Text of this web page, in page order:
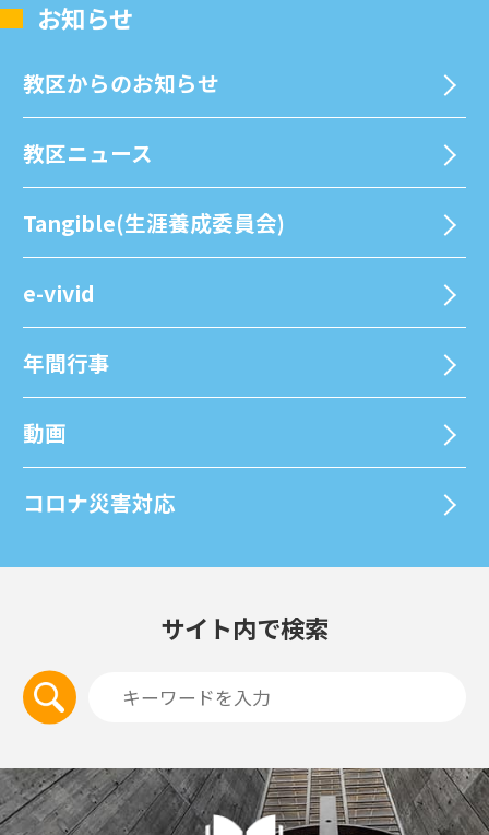
お知らせ
教区からのお知らせ
教区ニュース
Tangible(生涯養成委員会)
e-vivid
年間⾏事
動画
コロナ災害対応
サイト内で検索